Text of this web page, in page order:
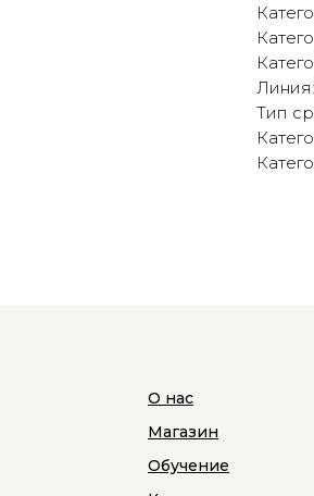
Тип
О нас
Магазин
Обучение